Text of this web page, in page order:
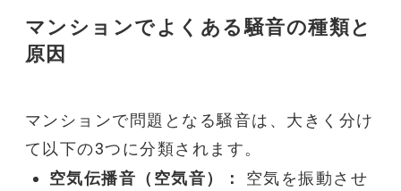
マンションでよくある騒音の種類と
原因
マンションで問題となる騒音は、大きく分け
て以下の3つに分類されます。
空気伝播音（空気音）：
空気を振動させ